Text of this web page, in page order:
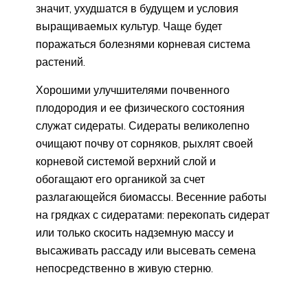
значит, ухудшатся в будущем и условия
выращиваемых культур. Чаще будет
поражаться болезнями корневая система
растений.
Хорошими улучшителями почвенного
плодородия и ее физического состояния
служат сидераты. Сидераты великолепно
очищают почву от сорняков, рыхлят своей
корневой системой верхний слой и
обогащают его органикой за счет
разлагающейся биомассы. Весенние работы
на грядках с сидератами: перекопать сидерат
или только скосить надземную массу и
высаживать рассаду или высевать семена
непосредственно в живую стерню.